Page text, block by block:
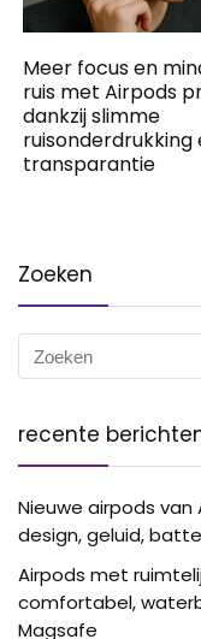
Meer focus en
ruis met Airpods
dankzij slimme
ruisonderdrukking
transparantie
Zoeken
recente
Nieuwe airpods
design, geluid,
Airpods met
comfortabel,
Magsafe